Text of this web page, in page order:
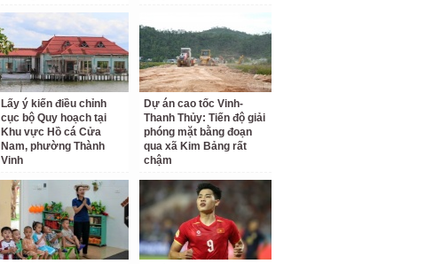
Lấy ý kiến điều chỉnh
cục bộ Quy hoạch tại
Khu vực Hồ cá Cửa
Nam, phường Thành
Vinh
Dự án cao tốc Vinh-
Thanh Thủy: Tiến độ giải
phóng mặt bằng đoạn
qua xã Kim Bảng rất
chậm